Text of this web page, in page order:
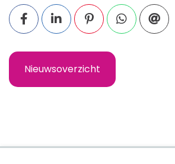
Nieuwsoverzicht